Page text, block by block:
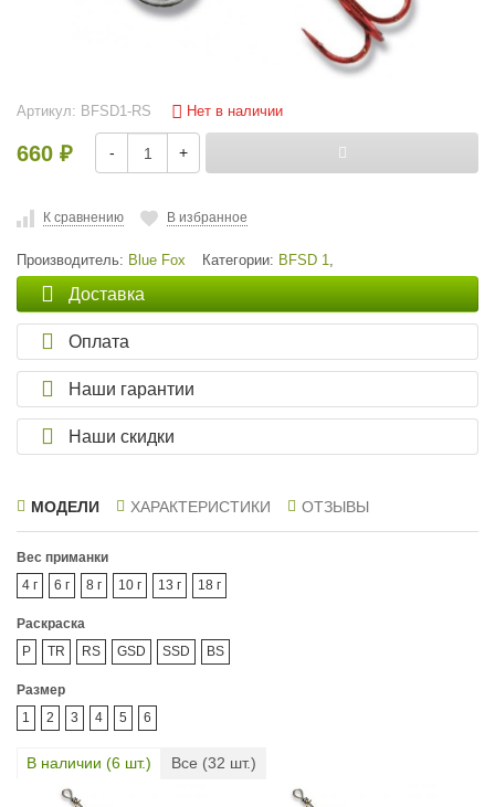
Артикул: BFSD1-RS Нет в наличии
660 ₽ - +
К сравнению В избранное
Производитель: Blue Fox Категории: BFSD 1,
Доставка
Оплата
Наши гарантии
Наши скидки
МОДЕЛИ ХАРАКТЕРИСТИКИ ОТЗЫВЫ
Вес приманки
4 г
6 г 8 г 10 г 13 г 18 г
Раскраска
P
TR RS GSD SSD BS
Размер
1
2 3 4 5 6
В наличии (6 шт.) Все (32 шт.)